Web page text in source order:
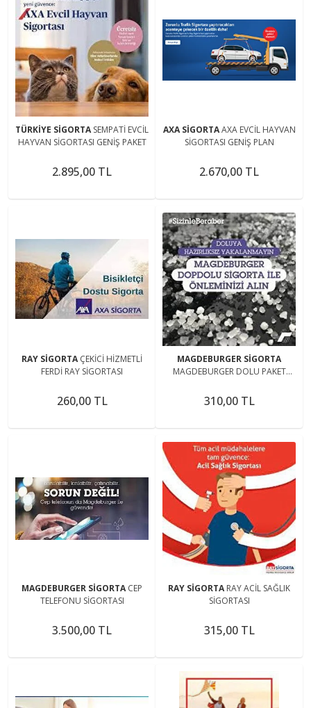
TÜRKİYE SİGORTASEMPATİ EVCİL
HAYVAN SİGORTASI GENİŞ PAKET
2.895,00 TL
AXA SİGORTAAXA EVCİL HAYVAN
SİGORTASI GENİŞ PLAN
2.670,00 TL
RAY SİGORTAÇEKİCİ HİZMETLİ
FERDİ RAY SİGORTASI
260,00 TL
MAGDEBURGER SİGORTA
MAGDEBURGER DOLU PAKET
310,00 TL
MAGDEBURGER SİGORTACEP
TELEFONU SİGORTASI
3.500,00 TL
RAY SİGORTARAY ACİL SAĞLIK
SİGORTASI
315,00 TL